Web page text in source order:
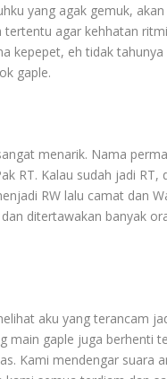
yang agak gemuk,
agar kehhatan
kepepet, eh tidak
gaple.
menarik. Nama
RT. Kalau sudah jadi
RW lalu camat dan
ditertawakan banyak
aku yang terancam
main gaple juga berhenti
Kami mendengar suara